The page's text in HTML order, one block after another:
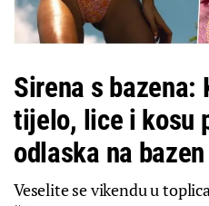
Sirena s bazena:
tijelo, lice i kosu
odlaska na bazen
Veselite se vikendu u